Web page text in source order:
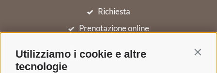
Utilizziamo i cookie e altre
tecnologie
Richiesta
Prenotazione online